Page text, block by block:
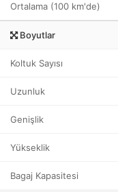
Ortalama (100 km'de)
Boyutlar
Koltuk Sayısı
Uzunluk
Genişlik
Yükseklik
Bagaj Kapasitesi